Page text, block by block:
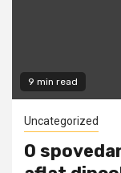
9 min read
Uncategorized
O